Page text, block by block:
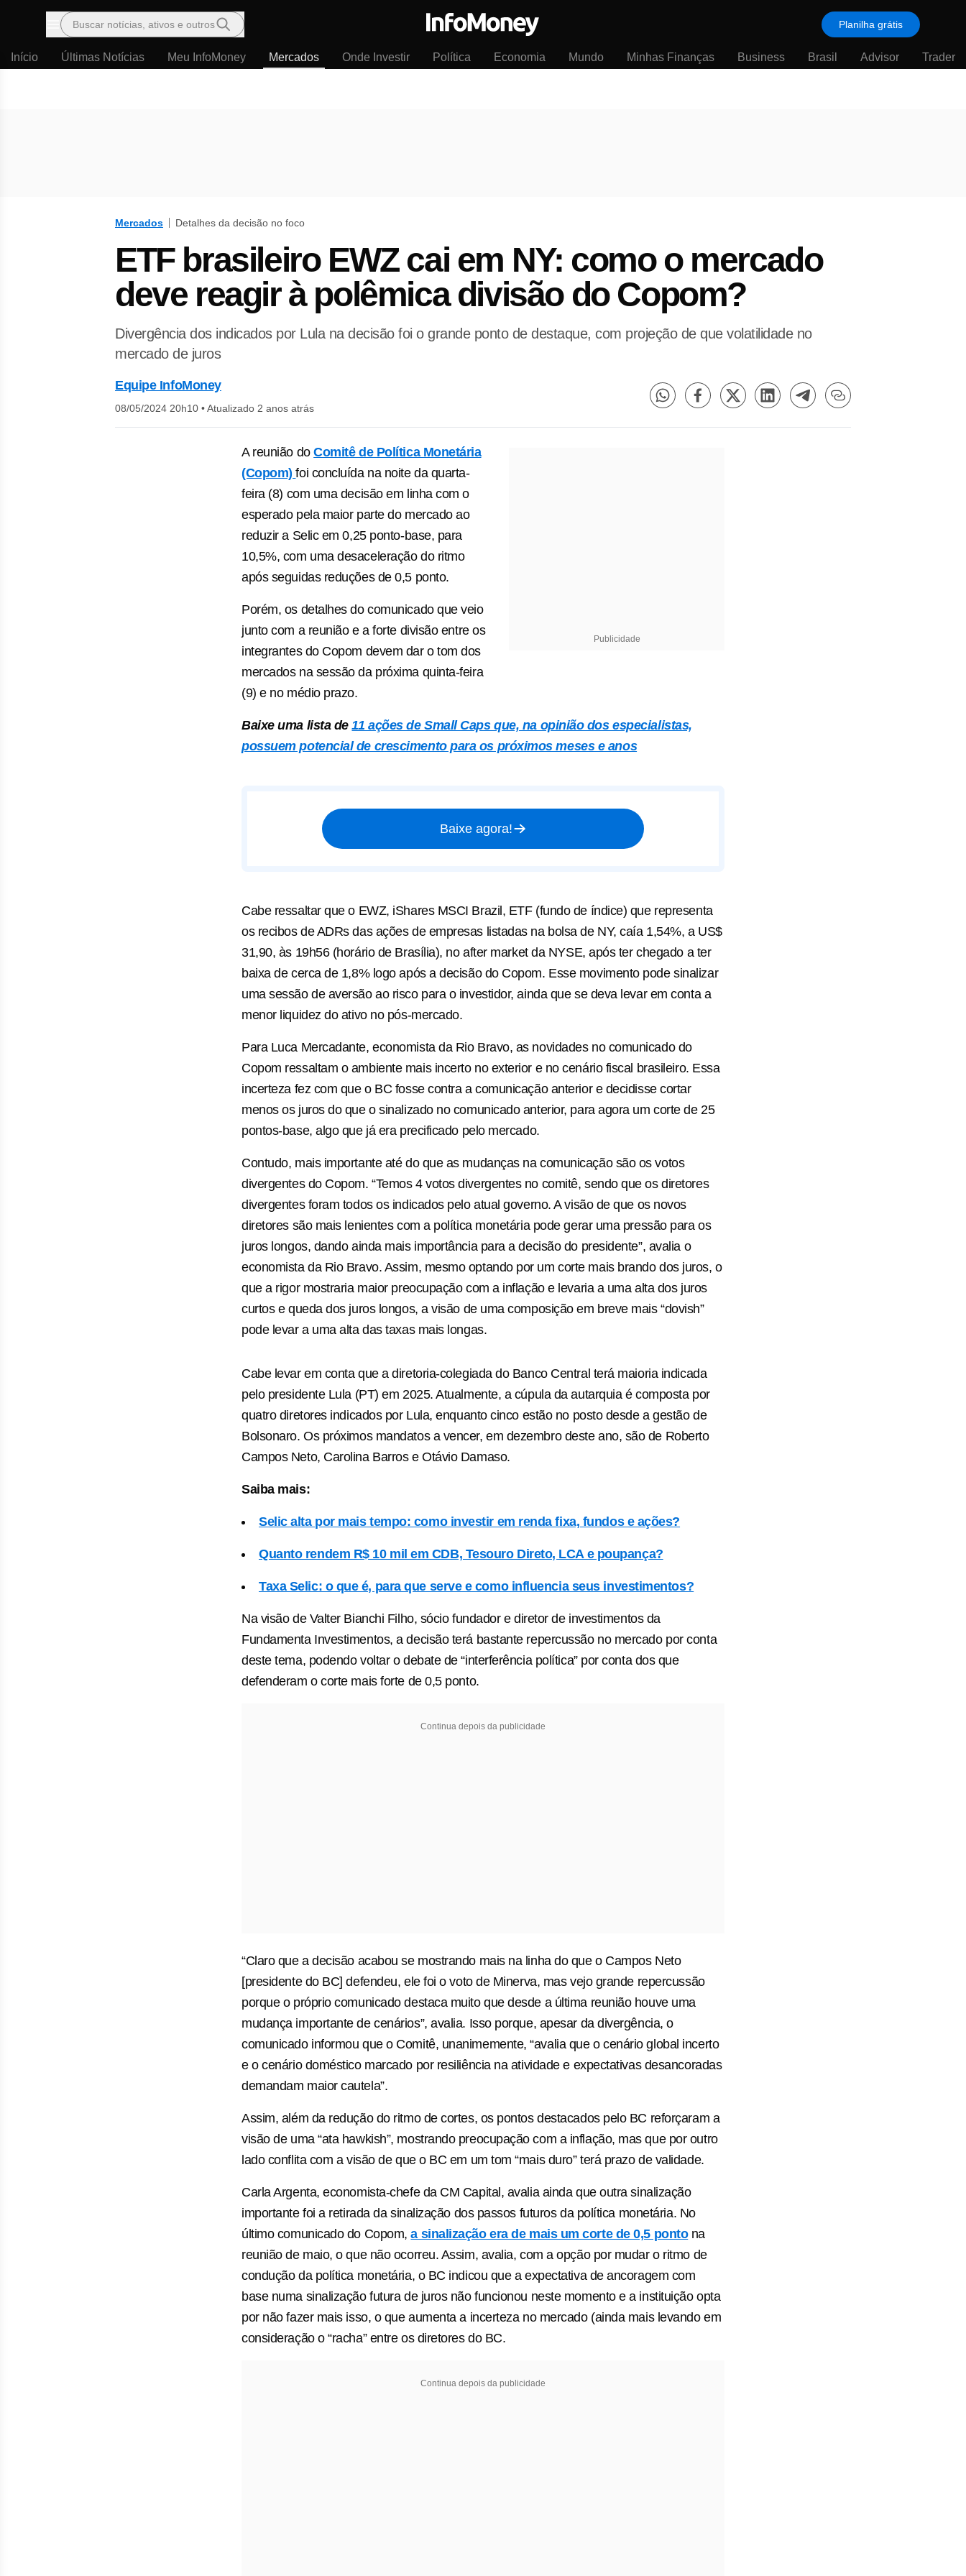
Menu
Buscar notícias, ativos e outros Planilha grátis
Início Últimas Notícias Meu InfoMoney Mercados Onde Investir Política Economia Mundo Minhas Finanças Business Brasil Advisor Trader
Mercados Detalhes da decisão no foco
ETF brasileiro EWZ cai em NY: como o mercado
deve reagir à polêmica divisão do Copom?
Divergência dos indicados por Lula na decisão foi o grande ponto de destaque, com projeção de que volatilidade no
mercado de juros
Equipe InfoMoney
08/05/2024 20h10 •Atualizado 2 anos atrás
Publicidade
A reunião doComitê de Política Monetária
(Copom)foi concluída na noite da quarta-
feira (8) com uma decisão em linha com o
esperado pela maior parte do mercado ao
reduzir a Selic em 0,25 ponto-base, para
10,5%, com uma desaceleração do ritmo
após seguidas reduções de 0,5 ponto.
Porém, os detalhes do comunicado que veio
junto com a reunião e a forte divisão entre os
integrantes do Copom devem dar o tom dos
mercados na sessão da próxima quinta-feira
(9) e no médio prazo.
Baixe uma lista de11 ações de Small Caps que, na opinião dos especialistas,
possuem potencial de crescimento para os próximos meses e anos
Baixe agora!
Cabe ressaltar que o EWZ, iShares MSCI Brazil, ETF (fundo de índice) que representa
os recibos de ADRs das ações de empresas listadas na bolsa de NY, caía 1,54%, a US$
31,90, às 19h56 (horário de Brasília), no after market da NYSE, após ter chegado a ter
baixa de cerca de 1,8% logo após a decisão do Copom. Esse movimento pode sinalizar
uma sessão de aversão ao risco para o investidor, ainda que se deva levar em conta a
menor liquidez do ativo no pós-mercado.
Para Luca Mercadante, economista da Rio Bravo, as novidades no comunicado do
Copom ressaltam o ambiente mais incerto no exterior e no cenário fiscal brasileiro. Essa
incerteza fez com que o BC fosse contra a comunicação anterior e decidisse cortar
menos os juros do que o sinalizado no comunicado anterior, para agora um corte de 25
pontos-base, algo que já era precificado pelo mercado.
Contudo, mais importante até do que as mudanças na comunicação são os votos
divergentes do Copom. “Temos 4 votos divergentes no comitê, sendo que os diretores
divergentes foram todos os indicados pelo atual governo. A visão de que os novos
diretores são mais lenientes com a política monetária pode gerar uma pressão para os
juros longos, dando ainda mais importância para a decisão do presidente”, avalia o
economista da Rio Bravo. Assim, mesmo optando por um corte mais brando dos juros, o
que a rigor mostraria maior preocupação com a inflação e levaria a uma alta dos juros
curtos e queda dos juros longos, a visão de uma composição em breve mais “dovish”
pode levar a uma alta das taxas mais longas.
Cabe levar em conta que a diretoria-colegiada do Banco Central terá maioria indicada
pelo presidente Lula (PT) em 2025. Atualmente, a cúpula da autarquia é composta por
quatro diretores indicados por Lula, enquanto cinco estão no posto desde a gestão de
Bolsonaro. Os próximos mandatos a vencer, em dezembro deste ano, são de Roberto
Campos Neto, Carolina Barros e Otávio Damaso.
Saiba mais:
Selic alta por mais tempo: como investir em renda fixa, fundos e ações?
Quanto rendem R$ 10 mil em CDB, Tesouro Direto, LCA e poupança?
Taxa Selic: o que é, para que serve e como influencia seus investimentos?
Na visão de Valter Bianchi Filho, sócio fundador e diretor de investimentos da
Fundamenta Investimentos, a decisão terá bastante repercussão no mercado por conta
deste tema, podendo voltar o debate de “interferência política” por conta dos que
defenderam o corte mais forte de 0,5 ponto.
Continua depois da publicidade
“Claro que a decisão acabou se mostrando mais na linha do que o Campos Neto
[presidente do BC] defendeu, ele foi o voto de Minerva, mas vejo grande repercussão
porque o próprio comunicado destaca muito que desde a última reunião houve uma
mudança importante de cenários”, avalia. Isso porque, apesar da divergência, o
comunicado informou que o Comitê, unanimemente, “avalia que o cenário global incerto
e o cenário doméstico marcado por resiliência na atividade e expectativas desancoradas
demandam maior cautela”.
Assim, além da redução do ritmo de cortes, os pontos destacados pelo BC reforçaram a
visão de uma “ata hawkish”, mostrando preocupação com a inflação, mas que por outro
lado conflita com a visão de que o BC em um tom “mais duro” terá prazo de validade.
Carla Argenta, economista-chefe da CM Capital, avalia ainda que outra sinalização
importante foi a retirada da sinalização dos passos futuros da política monetária. No
último comunicado do Copom,a sinalização era de mais um corte de 0,5 pontona
reunião de maio, o que não ocorreu. Assim, avalia, com a opção por mudar o ritmo de
condução da política monetária, o BC indicou que a expectativa de ancoragem com
base numa sinalização futura de juros não funcionou neste momento e a instituição opta
por não fazer mais isso, o que aumenta a incerteza no mercado (ainda mais levando em
consideração o “racha” entre os diretores do BC.
Continua depois da publicidade